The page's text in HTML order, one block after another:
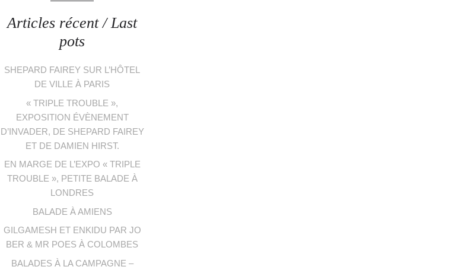
Articles récent / Last
pots
SHEPARD FAIREY SUR L’HÔTEL
DE VILLE À PARIS
« TRIPLE TROUBLE »,
EXPOSITION ÉVÈNEMENT
D’INVADER, DE SHEPARD FAIREY
ET DE DAMIEN HIRST.
EN MARGE DE L’EXPO « TRIPLE
TROUBLE », PETITE BALADE À
LONDRES
BALADE À AMIENS
GILGAMESH ET ENKIDU PAR JO
BER & MR POES À COLOMBES
BALADES À LA CAMPAGNE –